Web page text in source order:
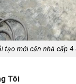
tạo mới căn nhà cấp 4
Tôi